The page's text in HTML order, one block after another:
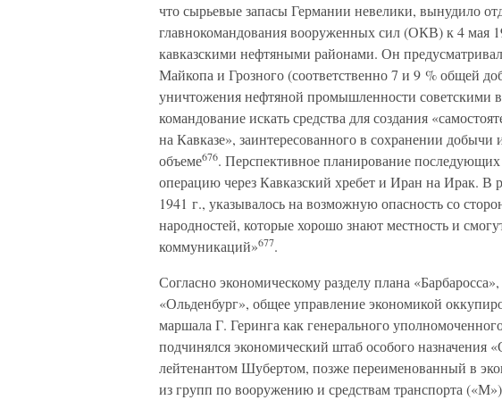
что сырьевые запасы Германии невелики, вынудило
главнокомандования вооруженных сил (ОКВ) к 4 мая
кавказскими нефтяными районами. Он
Майкопа и Грозного (соответственно 7 и 9 % общей
уничтожения нефтяной промышленности советскими
командование искать средства для создания
на Кавказе», заинтересованного в сохранении
объеме676. Перспективное планирование
операцию через Кавказский хребет и Иран на Ирак. В
1941 г., указывалось на возможную опасность со
народностей, которые хорошо знают местность и
коммуникаций»677.
Согласно экономическому разделу плана
«Ольденбург», общее управление экономикой
маршала Г. Геринга как генерального
подчинялся экономический штаб особого назначения
лейтенантом Шубертом, позже переименованный в
из групп по вооружению и средствам транспорта